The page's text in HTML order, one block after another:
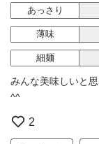
あっさり
薄味
細麺
みんな美味しいと
^^
2